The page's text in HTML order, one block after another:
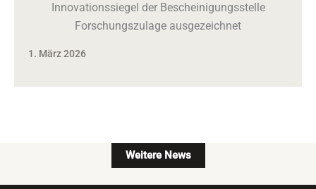
Innovationssiegel der Bescheinigungsstelle
Forschungszulage ausgezeichnet
1. März 2026
Weitere News